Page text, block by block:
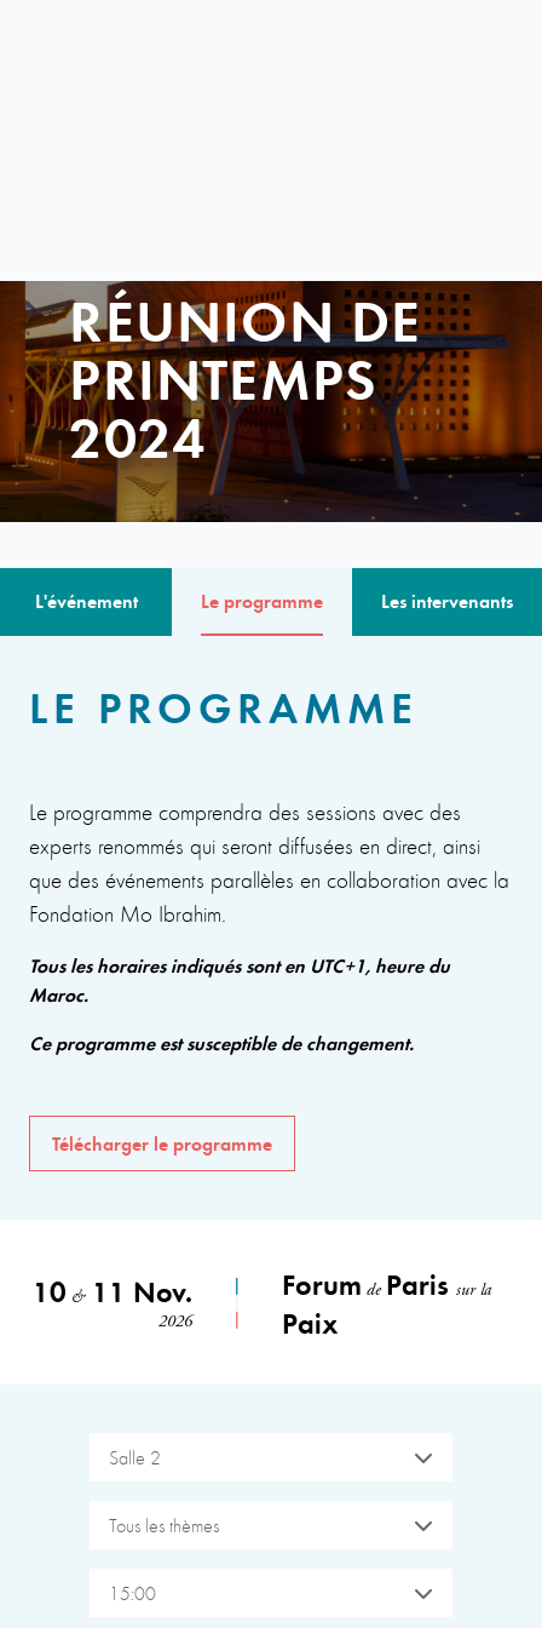
RÉUNION DE
PRINTEMPS
2024
L'événement Le programme Les intervenants
LE PROGRAMME
Le programme comprendra des sessions avec des
experts renommés qui seront diffusées en direct, ainsi
que des événements parallèles en collaboration avec la
Fondation Mo Ibrahim.
Tous les horaires indiqués sont en UTC+1, heure du
Maroc.
Ce programme est susceptible de changement.
Télécharger le programme
10 &11 Nov.
2026
Forum de Parissur la
Paix
Salle 2
Tous les thèmes
15:00